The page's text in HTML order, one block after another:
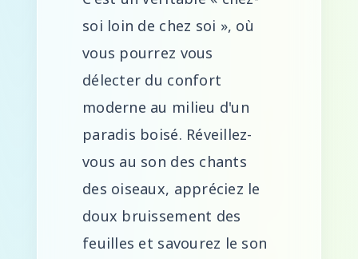
soi loin de chez soi », où
vous pourrez vous
délecter du confort
moderne au milieu d'un
paradis boisé. Réveillez-
vous au son des chants
des oiseaux, appréciez le
doux bruissement des
feuilles et savourez le son